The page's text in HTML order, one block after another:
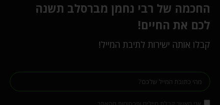
החכמה של רבי נחמן מברסלב תשנה
לכם את החיים!
קבלו אותה ישירות לתיבת המייל!